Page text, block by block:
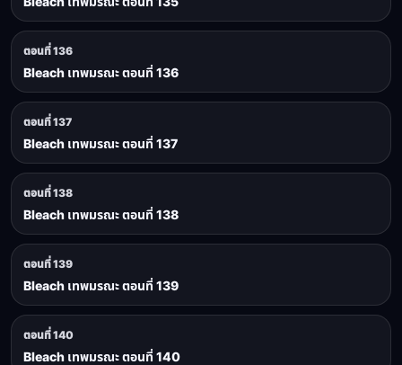
ตอนที่ 136
Bleach เทพมรณะ ตอนที่ 136
ตอนที่ 137
Bleach เทพมรณะ ตอนที่ 137
ตอนที่ 138
Bleach เทพมรณะ ตอนที่ 138
ตอนที่ 139
Bleach เทพมรณะ ตอนที่ 139
ตอนที่ 140
Bleach เทพมรณะ ตอนที่ 140